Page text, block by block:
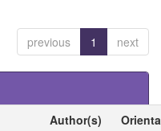
previous 1 next
Author(s)